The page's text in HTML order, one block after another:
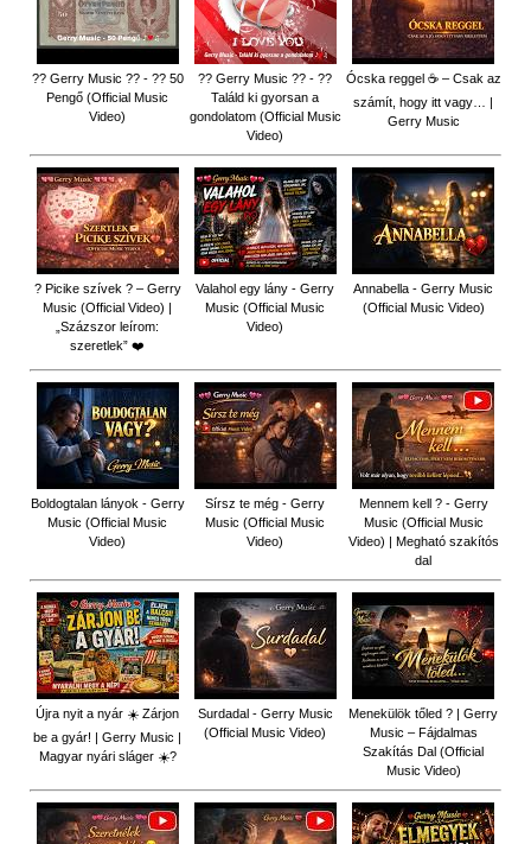
?? Gerry Music ?? - ?? 50
Pengő (Official Music
Video)
?? Gerry Music ?? - ??
Találd ki gyorsan a
gondolatom (Official Music
Video)
Ócska reggel ☕ – Csak az
számít, hogy itt vagy… |
Gerry Music
? Picike szívek ? – Gerry
Music (Official Video) |
„Százszor leírom:
szeretlek” ❤️
Valahol egy lány - Gerry
Music (Official Music
Video)
Annabella - Gerry Music
(Official Music Video)
Boldogtalan lányok - Gerry
Music (Official Music
Video)
Sírsz te még - Gerry
Music (Official Music
Video)
Mennem kell ? - Gerry
Music (Official Music
Video) | Megható szakítós
dal
Újra nyit a nyár ☀️ Zárjon
be a gyár! | Gerry Music |
Magyar nyári sláger ☀️?
Surdadal - Gerry Music
(Official Music Video)
Menekülök tőled ? | Gerry
Music – Fájdalmas
Szakítás Dal (Official
Music Video)